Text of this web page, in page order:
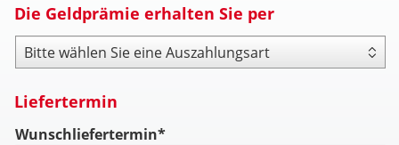
Die Geldprämie erhalten Sie per
Payout Type
Liefertermin
Wunschliefertermin*